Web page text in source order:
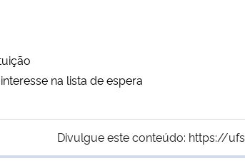
na lista de espera
Divulgue este conteúdo: https://